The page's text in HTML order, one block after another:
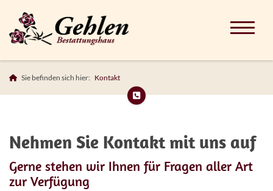
Sie befinden sich hier: Kontakt
Nehmen Sie Kontakt mit uns auf
Gerne stehen wir Ihnen für Fragen aller Art
zur Verfügung